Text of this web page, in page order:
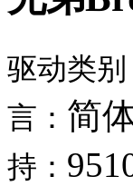
驱动类别
言： 简
持：